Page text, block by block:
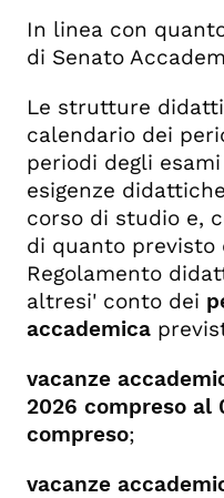
In linea con
di Senato
Le strutture
calendario dei
periodi degli
esigenze
corso di studio e,
di quanto previsto
Regolamento
altresi' conto dei
accademica
vacanze
2026 compreso al
compreso;
vacanze